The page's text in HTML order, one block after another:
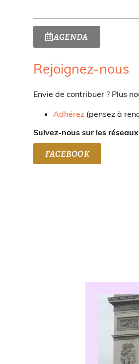
AGENDA
Rejoignez-nous
Envie de contribuer ? Plus
Adhérez (pensez à
Suivez-nous sur les
FACEBOOK